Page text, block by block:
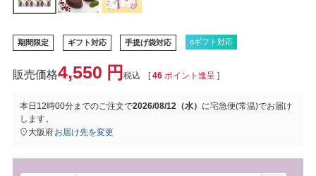
期間限定 ギフト対応 手提げ袋対応 eギフト対応
4,550 税込 [ 46 ポイント進呈 ]
本日 12時00分までのご注文で2026/08/12（水） に宅急便(常温)でお届け
します。
大阪府お届け先を変更